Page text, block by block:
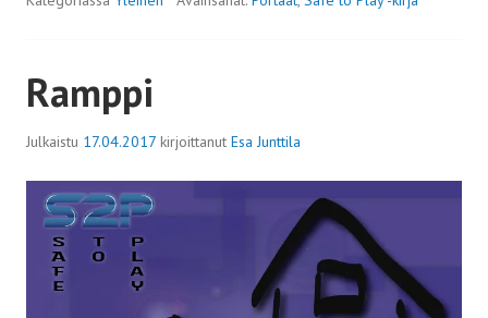
Ramppi
Julkaistu 17.04.2017 kirjoittanut Esa Junttila